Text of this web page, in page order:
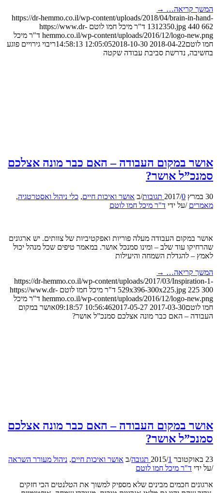
המשך קריאה… →
https://dr-hemmo.co.il/wp-content/uploads/2018/04/brain-in-hand-
1312350.jpg 440 662 ד"ר מיכל חמו לוטם https://www.dr-
hemmo.co.il/wp-content/uploads/2016/12/logo-new.png ד"ר מיכל
חמו לוטם2018-04-22 12:05:05
2018-10-30 14:58:13
ריבוי גירויים פוגע
בחשיבה, נדרשת סביבת עבודה שקטה
אושר במקום העבודה – האם כבר מונה אצלכם
סמנכ”ל אושר?
30 במרץ 2017 /0 תגובות /ב אושר ואיכות חיים, כלי ניהול ואסטרטגיה,
מאמרים /על ידי ד"ר מיכל חמו לוטם
אושר במקום העבודה מעלה פוריות ואפקטיביות של צוותים. יש ארגונים
שהרחיקו עוד שלב – ומינו סמנכל אושר. במאמר טיפים שכל מנהל יכול
לאמץ – להגדלת השמחה והיעילות
המשך קריאה… →
https://dr-hemmo.co.il/wp-content/uploads/2017/03/Inspiration-1-
529x396-300x225.jpg 225 300 ד"ר מיכל חמו לוטם https://www.dr-
hemmo.co.il/wp-content/uploads/2016/12/logo-new.png ד"ר מיכל
חמו לוטם2017-03-30 10:56:46
2017-05-27 09:18:57
אושר במקום
העבודה – האם כבר מונה אצלכם סמנכ”ל אושר?
אושר במקום העבודה – האם כבר מונה אצלכם
סמנכ”ל אושר?
23 באוקטובר 2015 /1 תגובה /ב אושר ואיכות חיים, ניהול מעורר השראה
/על ידי ד"ר מיכל חמו לוטם
ארגונים חכמים מבינים שלא מספיק למשוך את הטלנטים הכי חזקים